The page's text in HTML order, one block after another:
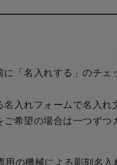
に「名入れする」のチ
入れフォームで名入れ
ご希望の場合は一つず
の機械による彫刻名入